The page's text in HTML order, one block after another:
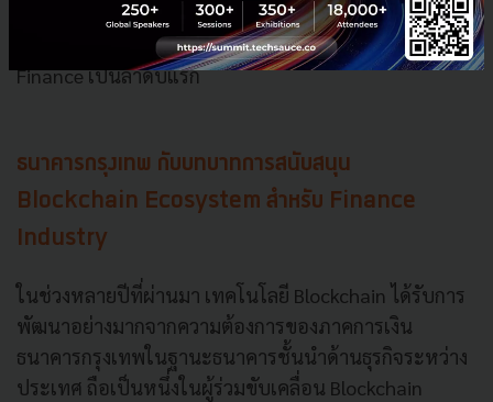
of Concept เพื่อให้ผู้กำหนดมาตรการเห็นประโยชน์ของ
การใช้ Blockchain ในเรื่องต่างๆ โดยเริ่มจาก Trade
Finance เป็นลำดับแรก
ธนาคารกรุงเทพ กับบทบาทการสนับสนุน
Blockchain Ecosystem สำหรับ Finance
Industry
ในช่วงหลายปีที่ผ่านมา เทคโนโลยี Blockchain ได้รับการ
พัฒนาอย่างมากจากความต้องการของภาคการเงิน
ธนาคารกรุงเทพในฐานะธนาคารชั้นนำด้านธุรกิจระหว่าง
ประเทศ ถือเป็นหนึ่งในผู้ร่วมขับเคลื่อน Blockchain